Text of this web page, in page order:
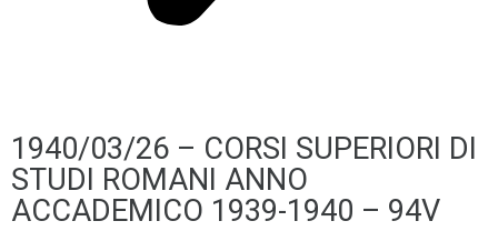
1940/03/26 – CORSI SUPERIORI DI
STUDI ROMANI ANNO
ACCADEMICO 1939-1940 – 94V